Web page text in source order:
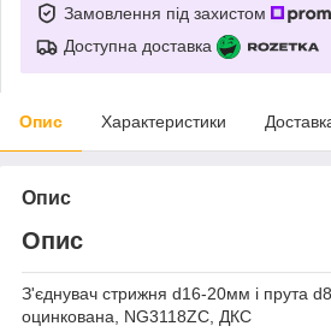
Замовлення під захистом
Доступна доставка
Опис Характеристики
Опис
Опис
З'єднувач стрижня d16-20мм і прута
оцинкована, NG3118ZC, ДКС